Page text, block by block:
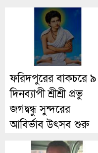
ফরিদপুরের বাকচরে ৯
দিনব্যাপী শ্রীশ্রী প্রভু
জগদ্বন্ধু সুন্দরের
আবির্ভাব উৎসব শুরু
১৮ এপ্রিল